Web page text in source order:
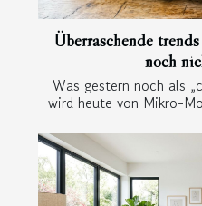
Überraschende
noch
Was gestern noch als
wird heute von Mikro-